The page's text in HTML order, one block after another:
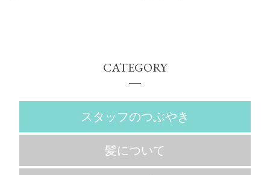
CATEGORY
スタッフのつぶやき
髪について